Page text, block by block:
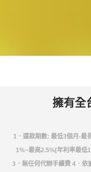
擁有全
1．還款期數: 最低3個月-最
1%~最高2.5%[年利率最低
3．無任何代辦手續費 4．依